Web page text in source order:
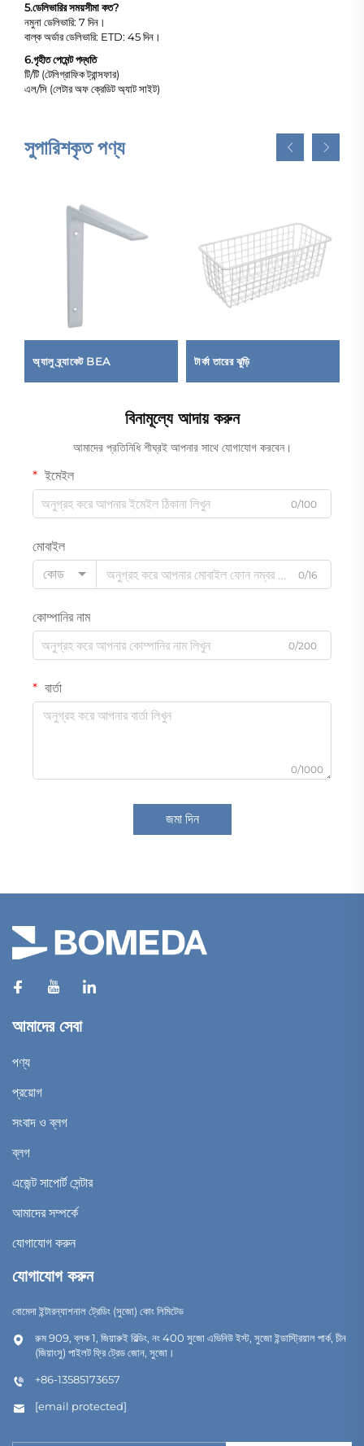
5.ডেলিভারির সময়সীমা কত?
নমুনা ডেলিভারি: 7 দিন।
বাল্ক অর্ডার ডেলিভারি: ETD: 45 দিন।
6.গৃহীত পেমেন্ট পদ্ধতি
টি/টি (টেলিগ্রাফিক ট্রান্সফার)
এল/সি (লেটার অফ ক্রেডিট অ্যাট সাইট)
সুপারিশকৃত পণ্য
অ্যালু ব্র্যাকেট BEA টার্কা তারের ঝুড়ি
বিনামূল্যে আদায় করুন
আমাদের প্রতিনিধি শীঘ্রই আপনার সাথে যোগাযোগ করবেন।
ইমেইল
0/100
মোবাইল
কোড
0/16
কোম্পানির নাম
0/200
বার্তা
0/1000
জমা দিন
আমাদের সেবা
পণ্য
প্রয়োগ
সংবাদ ও ব্লগ
ব্লগ
এজেন্ট সাপোর্ট সেন্টার
আমাদের সম্পর্কে
যোগাযোগ করুন
যোগাযোগ করুন
বোমেদা ইন্টারন্যাশনাল ট্রেডিং (সুজো) কোং লিমিটেড
রুম 909, ব্লক 1, জিয়ারুই বিল্ডিং, নং 400 সুজো এভিনিউ ইস্ট, সুজো ইন্ডাস্ট্রিয়াল পার্ক, চীন
(জিয়াংসু) পাইলট ফ্রি ট্রেড জোন, সুজো।
+86-13585173657
[email protected]